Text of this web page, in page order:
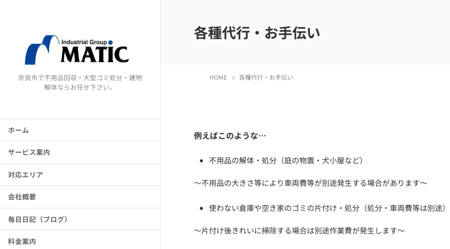
奈良市で不用品回収・大型ゴミ処分・建物
解体ならお任せ下さい。
ホーム
サービス案内
対応エリア
会社概要
毎日日記（ブログ）
料金案内
各種代行・お手伝い
HOME 各種代行・お手伝い
例えばこのような…
不用品の解体・処分（庭の物置・犬小屋など）
～不用品の大きさ等により車両費等が別途発生する場合があります～
使わない倉庫や空き家のゴミの片付け・処分（処分・車両費等は別途）
～片付け後きれいに掃除する場合は別途作業費が発生します～